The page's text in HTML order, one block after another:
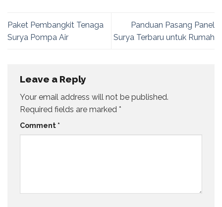
Paket Pembangkit Tenaga
Surya Pompa Air
Panduan Pasang Panel
Surya Terbaru untuk Rumah
Leave a Reply
Your email address will not be published.
Required fields are marked *
Comment *